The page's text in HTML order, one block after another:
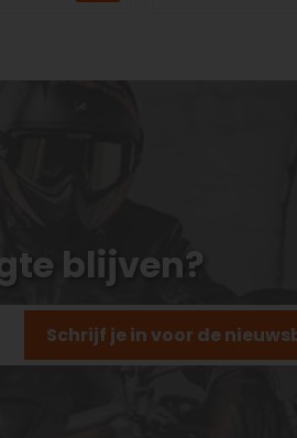
blijven?
Schrijf je in voor de